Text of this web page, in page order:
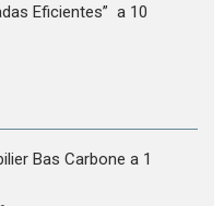
Eficientes” a 10
Bas Carbone a 1